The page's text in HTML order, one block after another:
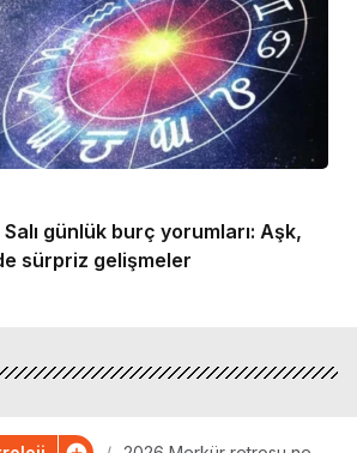
günlük burç yorumları: Aşk,
sürpriz gelişmeler